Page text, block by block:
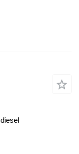
diesel